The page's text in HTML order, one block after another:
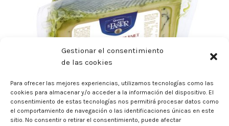
Gestionar el consentimiento
de las cookies
Para ofrecer las mejores experiencias, utilizamos tecnologías como las
cookies para almacenar y/o acceder a la información del dispositivo. El
consentimiento de estas tecnologías nos permitirá procesar datos como
el comportamiento de navegación o las identificaciones únicas en este
sitio. No consentir o retirar el consentimiento, puede afectar
QUESO OVEJA CURADO CON PESTO PIEZA 1,5 KG